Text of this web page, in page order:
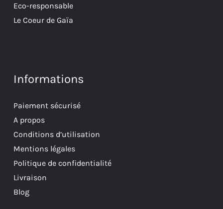
Eco-responsable
Le Coeur de Gaïa
Informations
Paiement sécurisé
A propos
Conditions d’utilisation
Mentions légales
Politique de confidentialité
Livraison
Blog